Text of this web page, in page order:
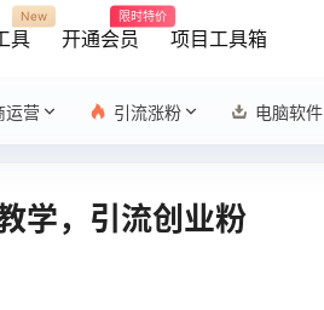
具
New
开通会员
限时特价
项目工具箱
运营 引流涨粉 电脑软件
学，引流创业粉